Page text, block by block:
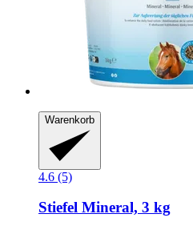
Warenkorb
4.6 (5)
Stiefel Mineral, 3 kg